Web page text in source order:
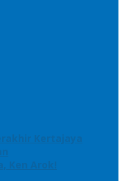
Kertajaya
Ken Arok!